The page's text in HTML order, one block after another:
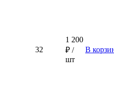
32
1 200
₽ /
шт
В